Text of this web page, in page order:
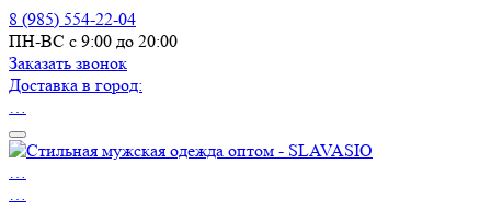
8 (985) 554-22-04
ПН-ВС с 9:00 до 20:00
Заказать звонок
Доставка в город:
…
…
…